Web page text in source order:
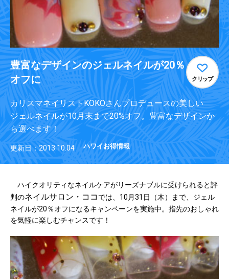
豊富なデザインのジェルネイルが20％
オフに
クリップ
カリスマネイリストKOKOさんプロデュースの美しい
ジェルネイルが10月末まで20%オフ。豊富なデザインか
ら選べます！
更新日：2013.10.04 ハワイお得情報
ハイクオリティなネイルケアがリーズナブルに受けられると評
判のネイルサロン・ココ では、10月31日（木）まで、ジェル
ネイルが20％オフになるキャンペーンを実施中。指先のおしゃれ
を気軽に楽しむチャンスです！